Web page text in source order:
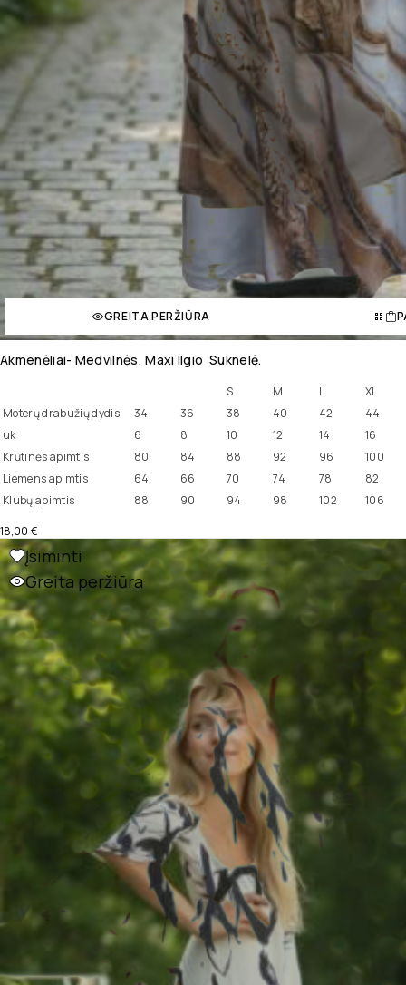
GREITA PERŽIŪRA
Akmenėliai- Medvilnės, Maxi Ilgio Suknelė.
S M L
XL
Moterų drabužių dydis
34 36 38 40 42
44
uk
6 8 10 12 14
16
Krūtinės apimtis
80 84 88 92 96
100
Liemens apimtis
64 66 70 74 78
82
Klubų apimtis
88 90 94 98 102
106
18,00 €
Įsiminti
Greita peržiūra